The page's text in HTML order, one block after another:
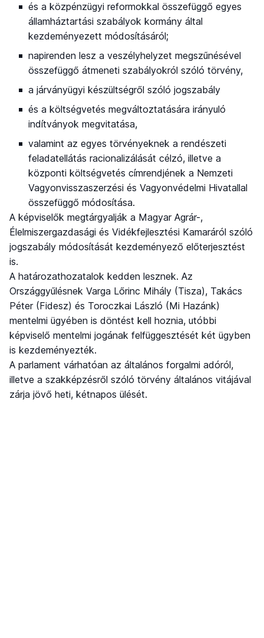
és a közpénzügyi reformokkal összefüggő egyes
államháztartási szabályok kormány által
kezdeményezett módosításáról;
napirenden lesz a veszélyhelyzet megszűnésével
összefüggő átmeneti szabályokról szóló törvény,
a járványügyi készültségről szóló jogszabály
és a költségvetés megváltoztatására irányuló
indítványok megvitatása,
valamint az egyes törvényeknek a rendészeti
feladatellátás racionalizálását célzó, illetve a
központi költségvetés címrendjének a Nemzeti
Vagyonvisszaszerzési és Vagyonvédelmi Hivatallal
összefüggő módosítása.
A képviselők megtárgyalják a Magyar Agrár-,
Élelmiszergazdasági és Vidékfejlesztési Kamaráról szóló
jogszabály módosítását kezdeményező előterjesztést
is.
A határozathozatalok kedden lesznek. Az
Országgyűlésnek Varga Lőrinc Mihály (Tisza), Takács
Péter (Fidesz) és Toroczkai László (Mi Hazánk)
mentelmi ügyében is döntést kell hoznia, utóbbi
képviselő mentelmi jogának felfüggesztését két ügyben
is kezdeményezték.
A parlament várhatóan az általános forgalmi adóról,
illetve a szakképzésről szóló törvény általános vitájával
zárja jövő heti, kétnapos ülését.